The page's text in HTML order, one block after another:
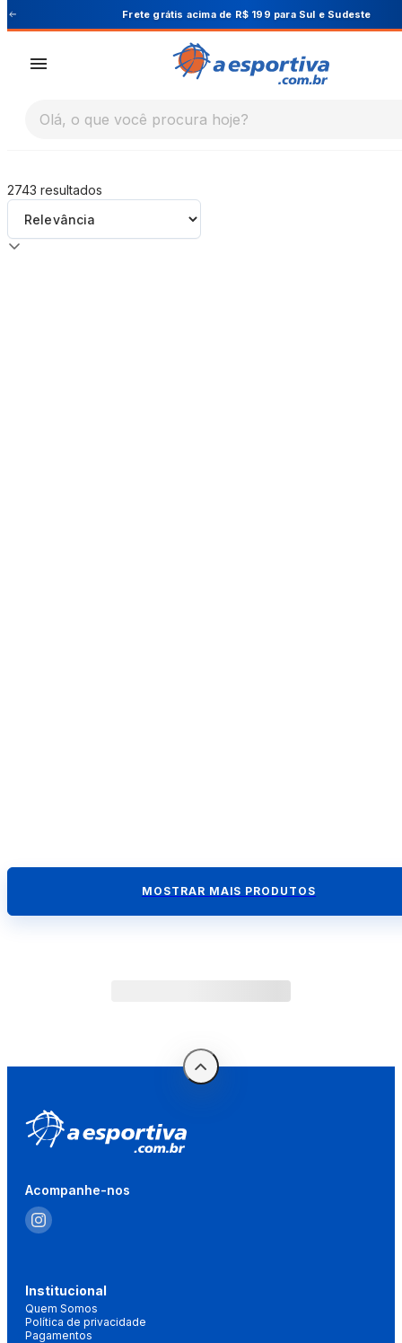
A Esportiva Frete grátis acima de R$ 199 para Sul e Sudeste
Olá, o que você procura hoje?
2743 resultados
MOSTRAR MAIS PRODUTOS
Acompanhe-nos
Institucional
Quem Somos
Política de privacidade
Pagamentos